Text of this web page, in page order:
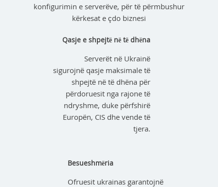
konfigurimin e serverëve, për të përmbushur
kërkesat e çdo biznesi
Qasje e shpejtë në të dhëna
Serverët në Ukrainë
sigurojnë qasje maksimale të
shpejtë në të dhëna për
përdoruesit nga rajone të
ndryshme, duke përfshirë
Europën, CIS dhe vende të
tjera.
Besueshmëria
Ofruesit ukrainas garantojnë